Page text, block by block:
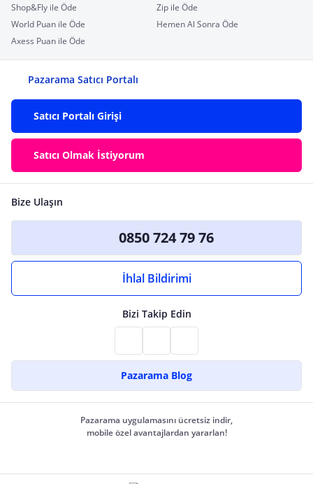
Shop&Fly ile Öde
Zip ile Öde
World Puan ile Öde
Hemen Al Sonra Öde
Axess Puan ile Öde
Pazarama Satıcı Portalı
Satıcı Portalı Girişi
Satıcı Olmak İstiyorum
Bize Ulaşın
0850 724 79 76
İhlal Bildirimi
Bizi Takip Edin
Pazarama Blog
Pazarama uygulamasını ücretsiz indir,
mobile özel avantajlardan yararlan!